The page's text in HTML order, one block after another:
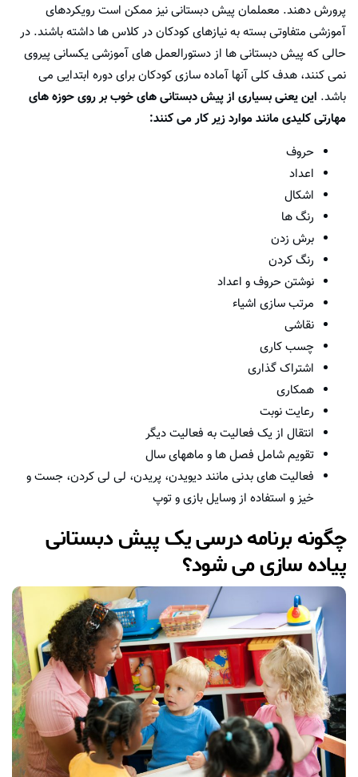
پرورش دهند. معملمان پیش دبستانی نیز ممکن است رویکردهای
آموزشی متفاوتی بسته به نیازهای کودکان در کلاس ها داشته باشند. در
حالی که پیش دبستانی ها از دستورالعمل های آموزشی یکسانی پیروی
نمی کنند، هدف کلی آنها آماده سازی کودکان برای دوره ابتدایی می
باشد. این یعنی بسیاری از پیش دبستانی های خوب بر روی حوزه های
مهارتی کلیدی مانند موارد زیر کار می کنند:
حروف
اعداد
اشکال
رنگ ها
برش زدن
رنگ کردن
نوشتن حروف و اعداد
مرتب سازی اشیاء
نقاشی
چسب کاری
اشتراک گذاری
همکاری
رعایت نوبت
انتقال از یک فعالیت به فعالیت دیگر
تقویم شامل فصل ها و ماههای سال
فعالیت های بدنی مانند دیویدن، پریدن، لی لی کردن، جست و
خیز و استفاده از وسایل بازی و توپ
چگونه برنامه درسی یک پیش دبستانی
پیاده سازی می شود؟